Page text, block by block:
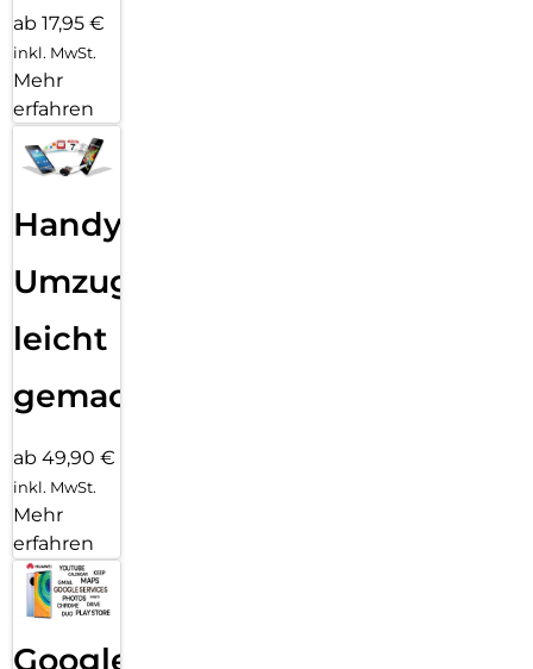
ab 17,95 €
inkl. MwSt.
Mehr
erfahren
Handy
Umzug
leicht
gemacht!
ab 49,90 €
inkl. MwSt.
Mehr
erfahren
Google